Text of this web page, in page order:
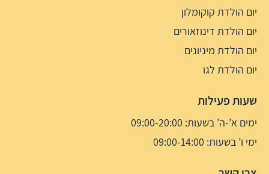
יום הולדת קוקומלון
יום הולדת דינוזאורים
יום הולדת מיניונים
יום הולדת לגו
שעות פעילות
ימים א’-ה’ בשעות: 09:00-20:00
ימי ו’ בשעות: 09:00-14:00